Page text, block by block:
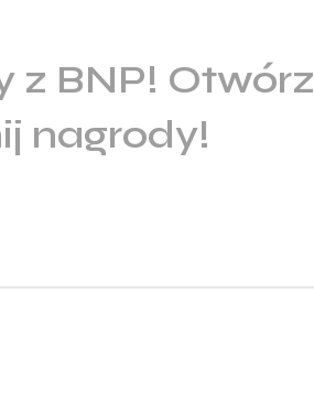
z BNP! Otwórz
nagrody!